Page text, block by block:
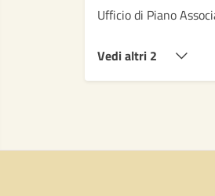
Ufficio di Piano
Vedi altri 2